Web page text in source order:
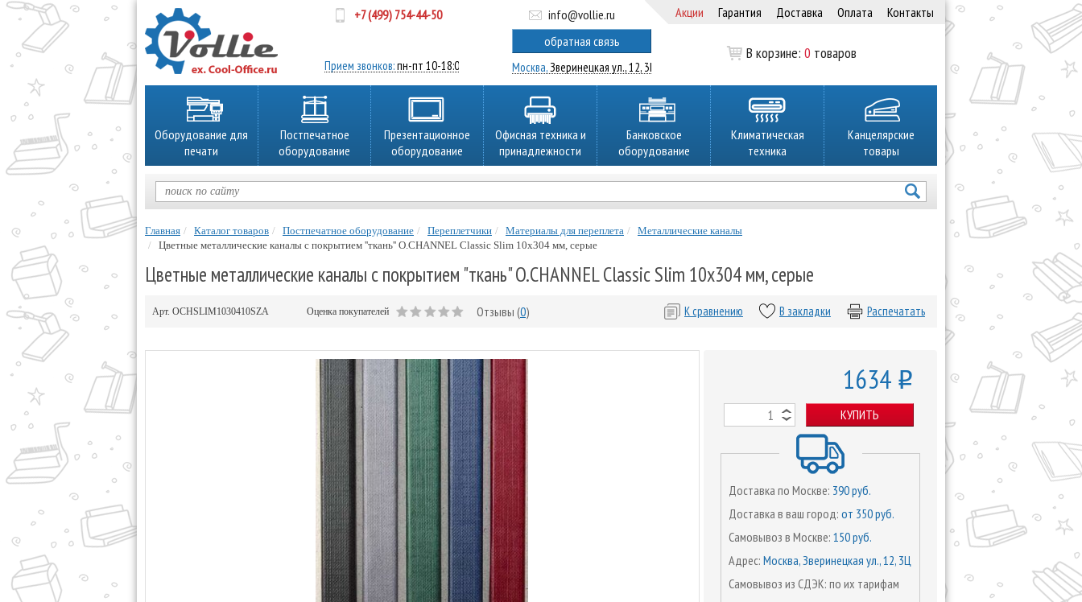
+7 (499) 754-44-50
Прием звонков:пн-пт 10-18:00
info@vollie.ru
обратная связь
Москва,Зверинецкая ул., 12, 3Ц
Акции Гарантия Доставка Оплата Контакты
В корзине:0 товаров
Оборудование для
печати
Постпечатное
оборудование
Презентационное
оборудование
Офисная техника и
принадлежности
Банковское
оборудование
Климатическая
техника
Канцелярские
товары
Главная Каталог товаров Постпечатное оборудование Переплетчики Материалы для переплета
Металлические каналы
Цветные металлические каналы с покрытием ''ткань'' O.CHANNEL Classic Slim 10х304 мм, серые
Цветные металлические каналы с покрытием "ткань" O.CHANNEL Classic Slim 10х304 мм, серые
Арт. OCHSLIM1030410SZA Оценка покупателей Отзывы (0) Распечатать
В закладки
К сравнению
1634 o
КУПИТЬ
Доставка по Москве: 390 руб.
Доставка в ваш город: от 350 руб.
Самовывоз в Москве: 150 руб.
Адрес: Москва, Зверинецкая ул., 12, 3Ц
Самовывоз из СДЭК: по их тарифам